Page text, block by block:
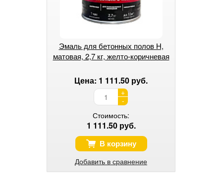
Эмаль для бетонных полов Н,
матовая, 2,7 кг, желто-коричневая
Цена: 1 111.50 руб.
+
-
Стоимость:
1 111.50 руб.
В корзину
Добавить в сравнение